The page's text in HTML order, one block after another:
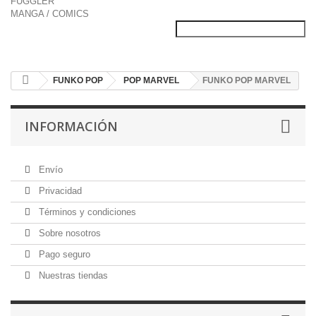
MANGA / COMICS
FUNKO POP POP MARVEL FUNKO POP MARVEL
INFORMACIÓN
Envío
Privacidad
Términos y condiciones
Sobre nosotros
Pago seguro
Nuestras tiendas